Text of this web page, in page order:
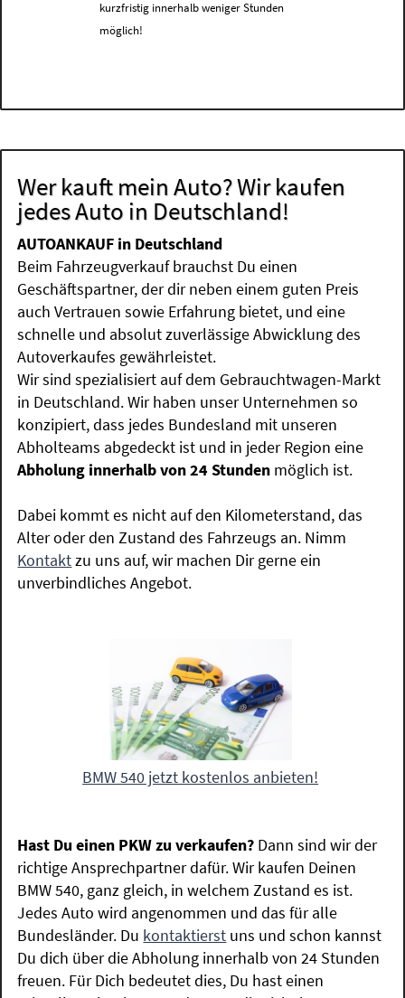
kurzfristig innerhalb weniger Stunden
möglich!
Wer kauft mein Auto? Wir kaufen
jedes Auto in Deutschland!
AUTOANKAUF in Deutschland
Beim Fahrzeugverkauf brauchst Du einen
Geschäftspartner, der dir neben einem guten Preis
auch Vertrauen sowie Erfahrung bietet, und eine
schnelle und absolut zuverlässige Abwicklung des
Autoverkaufes gewährleistet.
Wir sind spezialisiert auf dem Gebrauchtwagen-Markt
in Deutschland. Wir haben unser Unternehmen so
konzipiert, dass jedes Bundesland mit unseren
Abholteams abgedeckt ist und in jeder Region eine
Abholung innerhalb von 24 Stunden möglich ist.
Dabei kommt es nicht auf den Kilometerstand, das
Alter oder den Zustand des Fahrzeugs an. Nimm
Kontaktzu uns auf, wir machen Dir gerne ein
unverbindliches Angebot.
BMW 540 jetzt kostenlos anbieten!
Hast Du einen PKW zu verkaufen? Dann sind wir der
richtige Ansprechpartner dafür. Wir kaufen Deinen
BMW 540, ganz gleich, in welchem Zustand es ist.
Jedes Auto wird angenommen und das für alle
Bundesländer. Du kontaktierst uns und schon kannst
Du dich über die Abholung innerhalb von 24 Stunden
freuen. Für Dich bedeutet dies, Du hast einen